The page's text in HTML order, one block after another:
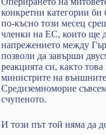
конкретни категории би
по-късно този месец
членки на ЕС, които ще
напрежението между
позволи да завърши
реакцията си, както
министрите на
Средиземноморие
счупеното.
И този път той няма да